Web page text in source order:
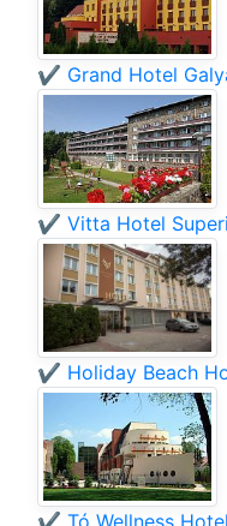
✔️ Grand Hotel
✔️ Vitta Hotel
✔️ Holiday Beach